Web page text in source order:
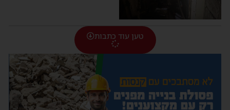
טען עוד כתבות